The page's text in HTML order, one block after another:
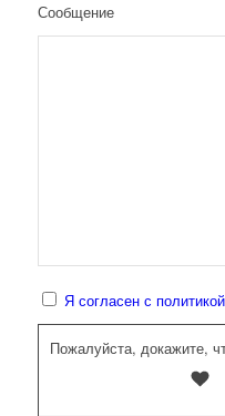
Сообщение
Я согласен с
Пожалуйста, докажите,